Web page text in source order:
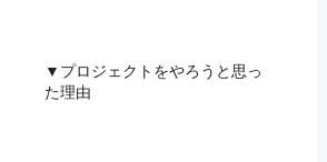
▼プロジェクトをやろうと思っ
た理由